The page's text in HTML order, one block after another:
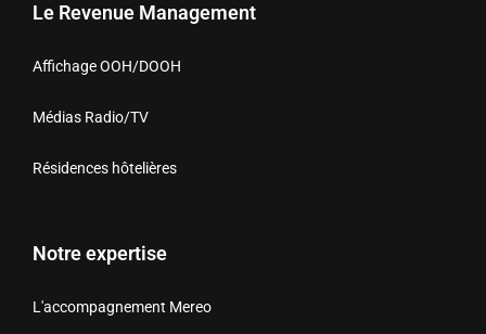
Le Revenue Management
Affichage OOH/DOOH
Médias Radio/TV
Résidences hôtelières
Notre expertise
L'accompagnement Mereo